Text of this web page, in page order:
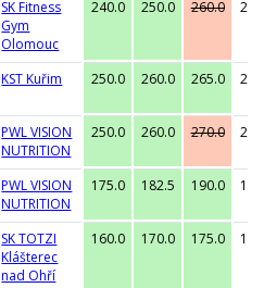
SK Fitness
Gym
Olomouc
240.0 250.0 260.0
KST Kuřim 250.0 260.0 265.0
PWL VISION
NUTRITION
250.0 260.0 270.0
PWL VISION
NUTRITION
175.0 182.5 190.0
SK TOTZI
Klášterec
nad Ohří
160.0 170.0 175.0